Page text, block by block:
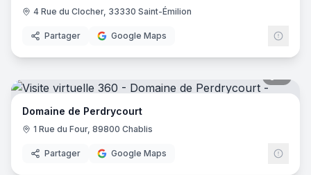
4 Rue du Clocher, 33330 Saint-Émilion
Partager Google Maps
Domaine de Perdrycourt
1 Rue du Four, 89800 Chablis
Partager Google Maps